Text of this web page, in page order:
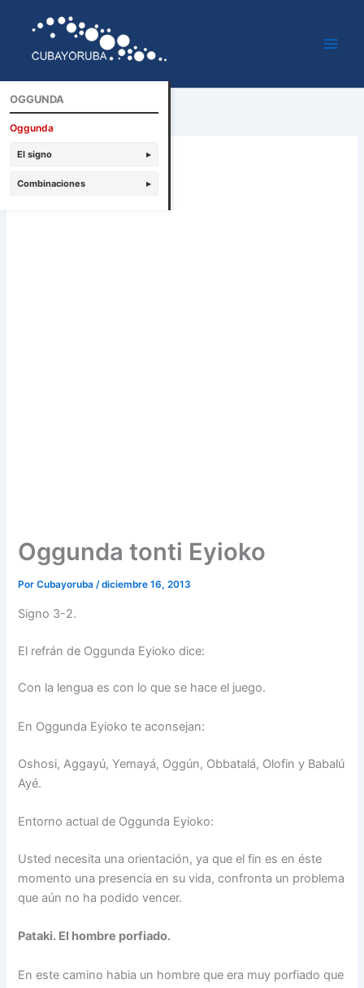
contenido
Oggunda tonti Eyioko
PorCubayoruba/diciembre 16, 2013
Signo 3-2.
El refrán de Oggunda Eyioko dice:
Con la lengua es con lo que se hace el juego.
En Oggunda Eyioko te aconsejan:
Oshosi, Aggayú, Yemayá, Oggún, Obbatalá, Olofin y Babalú
Ayé.
Entorno actual de Oggunda Eyioko:
Usted necesita una orientación, ya que el fin es en éste
momento una presencia en su vida, confronta un problema
que aún no ha podido vencer.
Pataki. El hombre porfiado.
En este camino habia un hombre que era muy porfiado que
OGGUNDA
Oggunda
El signo ▸
Combinaciones ▸